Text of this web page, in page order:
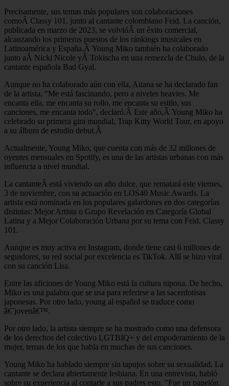
Precisamente, sus temas más populares son colaboraciones
comoÂ Classy 101, junto al cantante colombiano Feid. La canción,
publicada en marzo de 2023, se volvióÂ un éxito comercial,
alcanzando los primeros puestos de los ránkings musicales en
Latinoamérica y España.Â Young Miko también ha colaborado
junto aÂ Nicki Nicole yÂ Tokischa en una remezcla de Chulo, de la
cantante española Bad Gyal.
Aunque no ha colaborado aún con ella, Aitana se ha declarado fan
de la artista. "Me está fascinando, pero a niveles heavies. Me
encanta ella, me encanta su rollo, me encanta su estilo, sus
canciones, me encanta todo", declaró.Â Este año,Â Young Miko ha
celebrado su primera gira mundial, Trap Kitty World Tour, en apoyo
a su álbum de estudio debut.Â
Actualmente, Young Miko, que cuenta con más de 32 millones de
oyentes mensuales en Spotify, es una de las artistas urbanas con más
influencia a nivel mundial.
La cantanteÂ está viviendo un año dulce, que rematará este viernes,
3 de noviembre, con su actuación en LOS40 Music Awards. La
artista está nominada en los populares galardones en dos categorías
distintas: Mejor Artista o Grupo Revelación en Categoría Global
Latina y a Mejor Colaboración Urbana por su tema con Feid, Classy
101.
Aunque es muy activa en Instagram, donde tiene casi 6 millones de
seguidores, su red social por excelencia es TikTok. Allí se hizo viral
con su canción Lisa.
Entre las aficiones de Young Miko está la cultura nipona. De hecho,
Miko es una palabra que se usa para referirse a las sacerdotisas
japonesas. Por otro lado, young al español se traduce como
â€˜jovenâ€™.
Por otro lado, la artista siempre se ha mostrado como una defensora
de los derechos del colectivo LGTBIQ+ y del empoderamiento de la
mujer, temas de los que habla en muchas de sus canciones.
Young Miko ha hablado siempre sin tapujos sobre su sexualidad. La
cantante se declara abiertamente lesbiana. En una entrevista, habló
sobre su experiencia al contarle a sus padres esto. "Fue un papelón.